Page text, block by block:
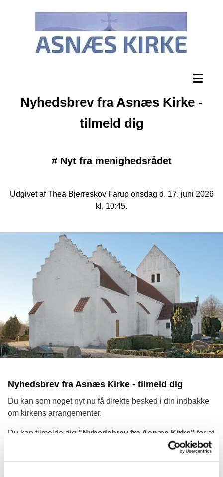
Nyhedsbrev fra Asnæs Kirke -
tilmeld dig
# Nyt fra menighedsrådet
Udgivet af Thea Bjerreskov Farup onsdag d. 17. juni 2026
kl. 10:45.
Nyhedsbrev fra Asnæs Kirke - tilmeld dig
Du kan som noget nyt nu få direkte besked i din indbakke
om kirkens arrangementer.
Du kan tilmelde dig "Nyhedsbrev fra Asnæs Kirke" for at
få besked om alle arrangementer i kirke og sognegård -